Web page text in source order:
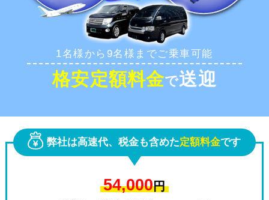
お問合せ 予約フォーム
1名様から9名様までご乗車可能
格安定額料金で送迎
弊社は高速代、税金も含めた定額料金です
54,000円